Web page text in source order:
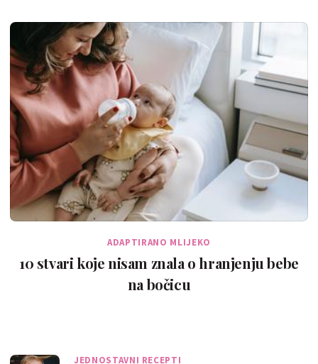
ADAPTIRANO MLIJEKO
10 stvari koje nisam znala o hranjenju bebe
na bočicu
JEDNOSTAVNI RECEPTI